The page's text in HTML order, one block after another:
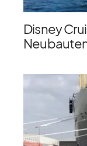
Disney